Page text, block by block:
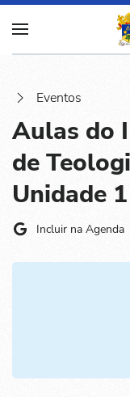
Eventos
Aulas do
de
Unidade
Incluir na Agenda